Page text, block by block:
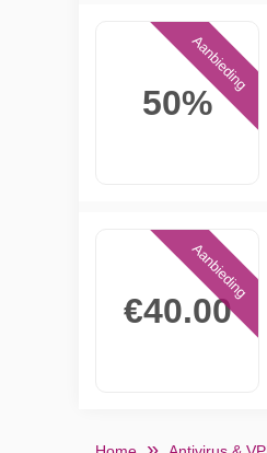
50%
Aanbieding
€40.00
Aanbieding